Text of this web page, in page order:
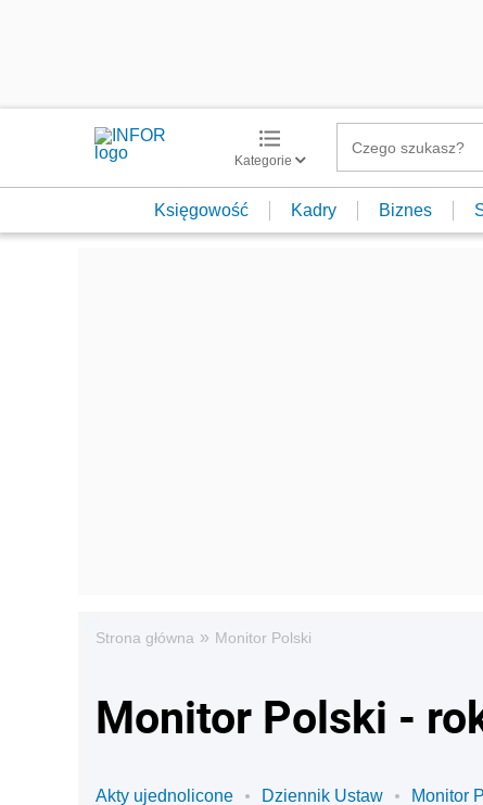
Kategorie
Księgowość Kadry Biznes
Strona główna » Monitor Polski
Monitor Polski -
Akty ujednolicone Dziennik Ustaw Monitor